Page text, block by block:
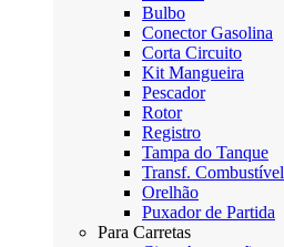
Bulbo
Conector Gasolina
Corta Circuito
Kit Mangueira
Pescador
Rotor
Registro
Tampa do Tanque
Transf. Combustível
Orelhão
Puxador de Partida
Para Carretas